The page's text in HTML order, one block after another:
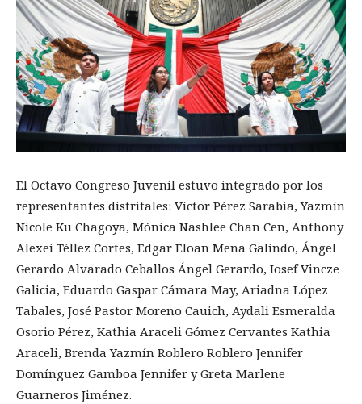
El Octavo Congreso Juvenil estuvo integrado por los
representantes distritales: Víctor Pérez Sarabia, Yazmín
Nicole Ku Chagoya, Mónica Nashlee Chan Cen, Anthony
Alexei Téllez Cortes, Edgar Eloan Mena Galindo, Ángel
Gerardo Alvarado Ceballos Ángel Gerardo, Iosef Vincze
Galicia, Eduardo Gaspar Cámara May, Ariadna López
Tabales, José Pastor Moreno Cauich, Aydali Esmeralda
Osorio Pérez, Kathia Araceli Gómez Cervantes Kathia
Araceli, Brenda Yazmín Roblero Roblero Jennifer
Domínguez Gamboa Jennifer y Greta Marlene
Guarneros Jiménez.